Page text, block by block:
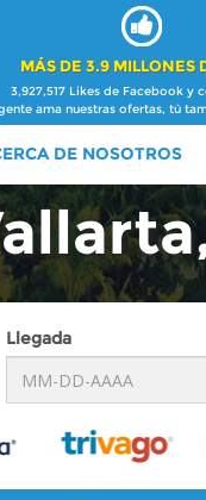
MÁS DE 3.9 MILLONES
3,927,517 Likes de Facebook y
ama nuestras ofertas, tú
DE NOSOTROS
Llegada